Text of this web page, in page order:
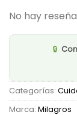
No hay
🔒
Categorías:
Marca: Milagros